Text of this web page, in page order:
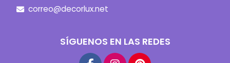
correo@decorlux.net
SÍGUENOS EN LAS REDES